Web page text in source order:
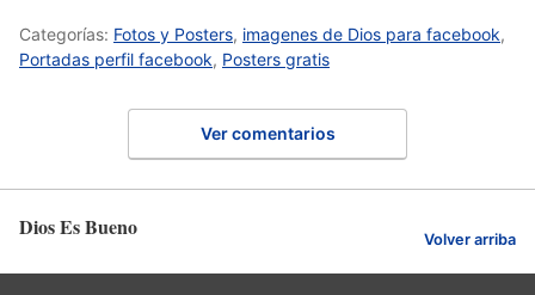
Categorías: Fotos y Posters, imagenes de Dios para facebook,
Portadas perfil facebook, Posters gratis
Ver comentarios
Dios Es Bueno Volver arriba